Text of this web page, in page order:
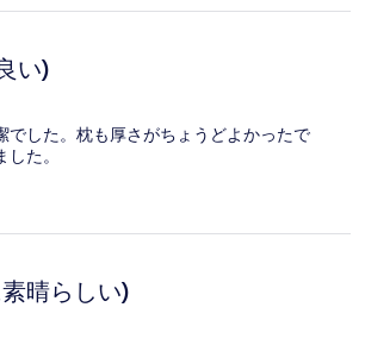
い)
でした。枕も厚さがちょうどよかったで
た。
晴らしい)